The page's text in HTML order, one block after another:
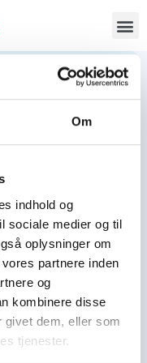
Om
indhold og
sociale medier og til
oplysninger om
partnere inden
og
kombinere disse
givet dem, eller som
tjenester.
støt
FDF’ere, m.fl.
91